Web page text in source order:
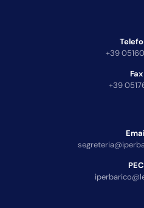
+39
Fax
+39
PEC